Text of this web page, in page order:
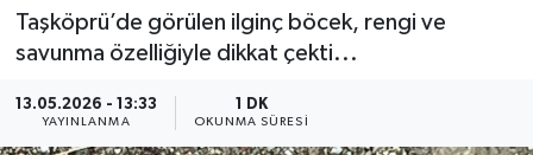
Taşköprü’de görülen ilginç böcek, rengi ve
savunma özelliğiyle dikkat çekti...
13.05.2026 - 13:33
YAYINLANMA
1 DK
OKUNMA SÜRESI
Bozkurt Haberleri
Çatalzeytin Haberleri